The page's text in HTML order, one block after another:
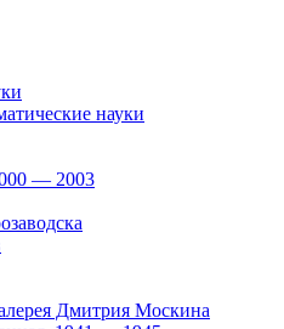
науки
— 2003
Дмитрия Москина